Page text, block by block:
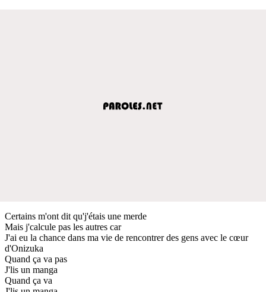
Certains m'ont dit qu'j'étais une merde
Mais j'calcule pas les autres car
J'ai eu la chance dans ma vie de rencontrer des gens avec le cœur
d'Onizuka
Quand ça va pas
J'lis un manga
Quand ça va